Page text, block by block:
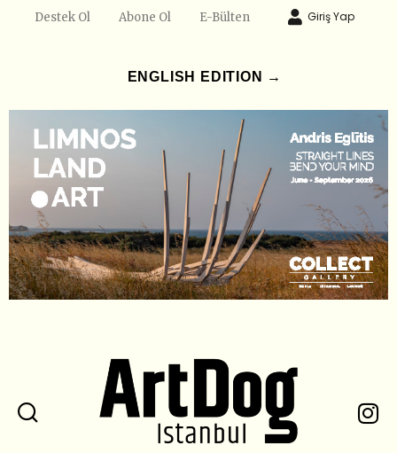
Destek Ol Abone Ol E-Bülten Giriş Yap
ENGLISH EDITION →